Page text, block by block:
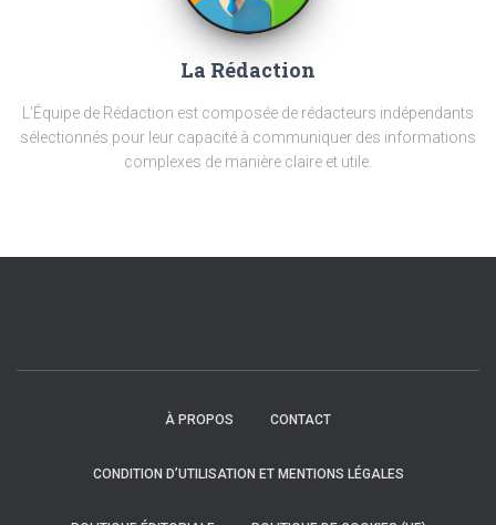
La Rédaction
L'Équipe de Rédaction est composée de rédacteurs indépendants
sélectionnés pour leur capacité à communiquer des informations
complexes de manière claire et utile.
À PROPOS CONTACT
CONDITION D’UTILISATION ET MENTIONS LÉGALES